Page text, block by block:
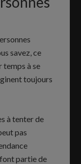
savez, ce
temps à se
toujours
à tenter de
pas
partie de